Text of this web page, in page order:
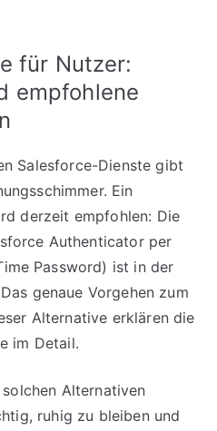
für Nutzer:
empfohlene
Salesforce-Dienste gibt
Ein
derzeit empfohlen: Die
Authenticator per
Password) ist in der
genaue Vorgehen zum
Alternative erklären die
im Detail.
Alternativen
ruhig zu bleiben und